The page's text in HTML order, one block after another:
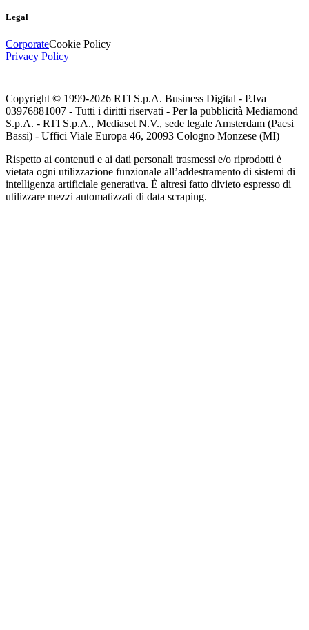
Legal
CorporateCookie Policy
Privacy Policy
Copyright © 1999-2026 RTI S.p.A. Business Digital - P.Iva
03976881007 - Tutti i diritti riservati - Per la pubblicità Mediamond
S.p.A. - RTI S.p.A., Mediaset N.V., sede legale Amsterdam (Paesi
Bassi) - Uffici Viale Europa 46, 20093 Cologno Monzese (MI)
Rispetto ai contenuti e ai dati personali trasmessi e/o riprodotti è
vietata ogni utilizzazione funzionale all’addestramento di sistemi di
intelligenza artificiale generativa. È altresì fatto divieto espresso di
utilizzare mezzi automatizzati di data scraping.